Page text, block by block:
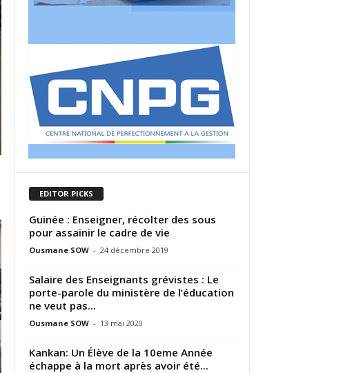
EDITOR PICKS
Guinée : Enseigner, récolter des sous
pour assainir le cadre de vie
Ousmane SOW - 24 décembre 2019
Salaire des Enseignants grévistes : Le
porte-parole du ministère de l’éducation
ne veut pas...
Ousmane SOW - 13 mai 2020
Kankan: Un Élève de la 10eme Année
échappe à la mort après avoir été...